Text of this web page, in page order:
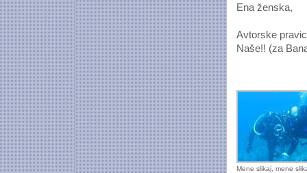
Ena ženska,
Avtorske
Naše!! (za
Mene slikaj, mene